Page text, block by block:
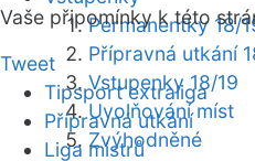
Permanentky 18/
Přípravná utkání
Vstupenky 18/19
Uvolňování míst
Zvýhodněné
Vaše připomínky k této
Tweet
Tipsport extraliga
Přípravná utkání
Liga mistrů